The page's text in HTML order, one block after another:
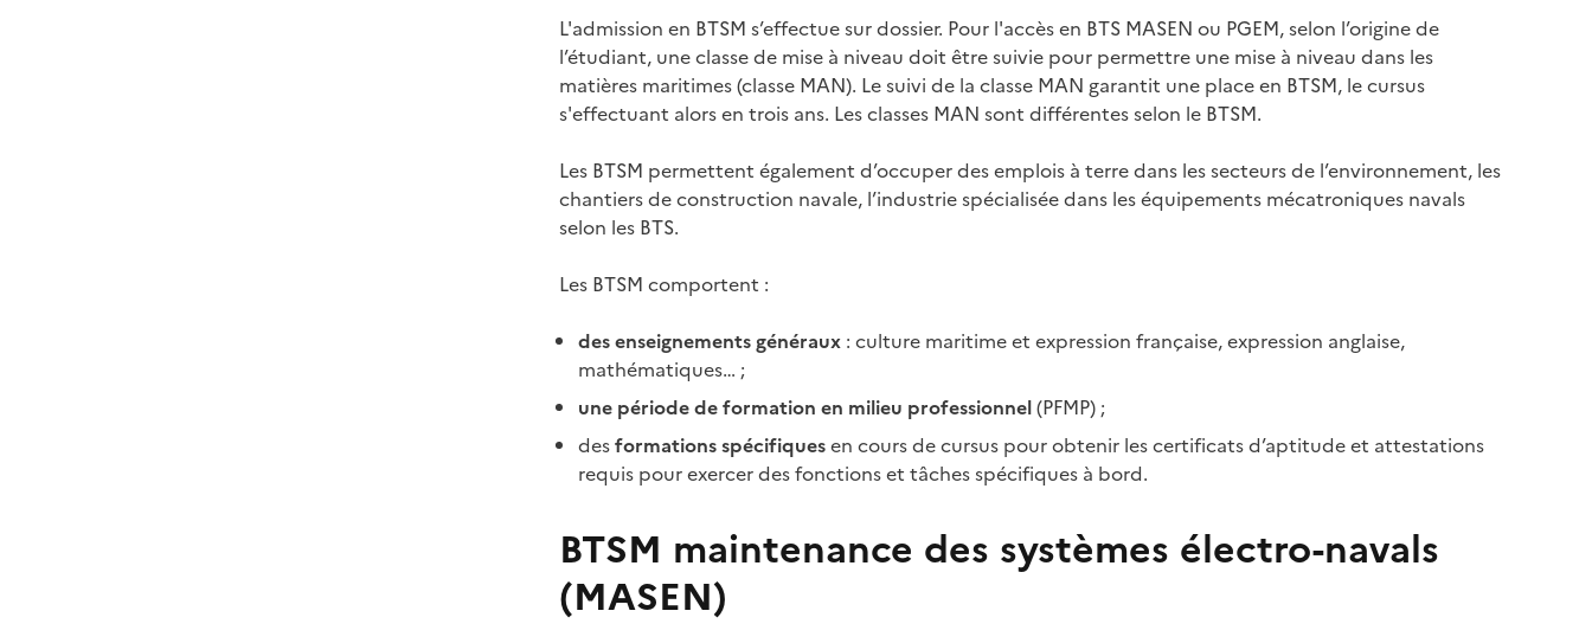
L'admission en BTSM s’effectue sur dossier. Pour l'accès en BTS MASEN ou PGEM, selon l’origine de
l’étudiant, une classe de mise à niveau doit être suivie pour permettre une mise à niveau dans les
matières maritimes (classe MAN). Le suivi de la classe MAN garantit une place en BTSM, le cursus
s'effectuant alors en trois ans. Les classes MAN sont différentes selon le BTSM.
Les BTSM permettent également d’occuper des emplois à terre dans les secteurs de l’environnement, les
chantiers de construction navale, l’industrie spécialisée dans les équipements mécatroniques navals
selon les BTS.
Les BTSM comportent :
des enseignements généraux : culture maritime et expression française, expression anglaise,
mathématiques… ;
une période de formation en milieu professionnel(PFMP) ;
desformations spécifiquesen cours de cursus pour obtenir les certificats d’aptitude et attestations
requis pour exercer des fonctions et tâches spécifiques à bord.
BTSM maintenance des systèmes électro-navals
(MASEN)